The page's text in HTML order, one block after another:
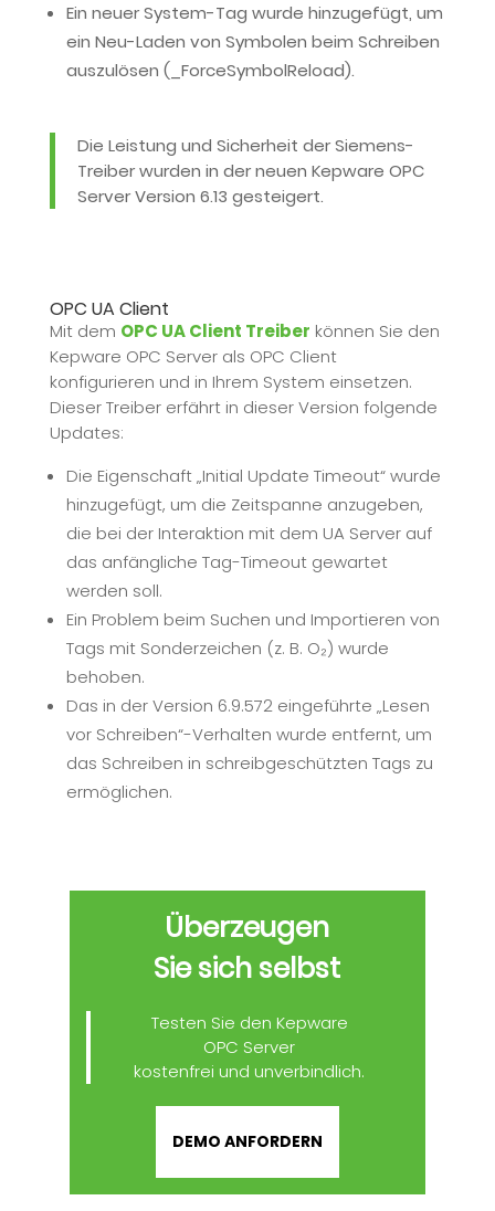
Ein neuer System-Tag wurde hinzugefügt, um
ein Neu-Laden von Symbolen beim Schreiben
auszulösen (_ForceSymbolReload).
Die Leistung und Sicherheit der Siemens-
Treiber wurden in der neuen Kepware OPC
Server Version 6.13 gesteigert.
OPC UA Client
Mit dem OPC UA Client Treiber können Sie den
Kepware OPC Server als OPC Client
konfigurieren und in Ihrem System einsetzen.
Dieser Treiber erfährt in dieser Version folgende
Updates:
Die Eigenschaft „Initial Update Timeout“ wurde
hinzugefügt, um die Zeitspanne anzugeben,
die bei der Interaktion mit dem UA Server auf
das anfängliche Tag-Timeout gewartet
werden soll.
Ein Problem beim Suchen und Importieren von
Tags mit Sonderzeichen (z. B. O₂) wurde
behoben.
Das in der Version 6.9.572 eingeführte „Lesen
vor Schreiben“-Verhalten wurde entfernt, um
das Schreiben in schreibgeschützten Tags zu
ermöglichen.
Überzeugen
Sie sich selbst
Testen Sie den Kepware
OPC Server
kostenfrei und unverbindlich.
DEMO ANFORDERN